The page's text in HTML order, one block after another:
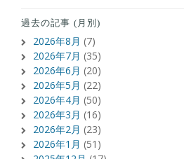
過去の記事 (月別)
2026年8月 (7)
2026年7月 (35)
2026年6月 (20)
2026年5月 (22)
2026年4月 (50)
2026年3月 (16)
2026年2月 (23)
2026年1月 (51)